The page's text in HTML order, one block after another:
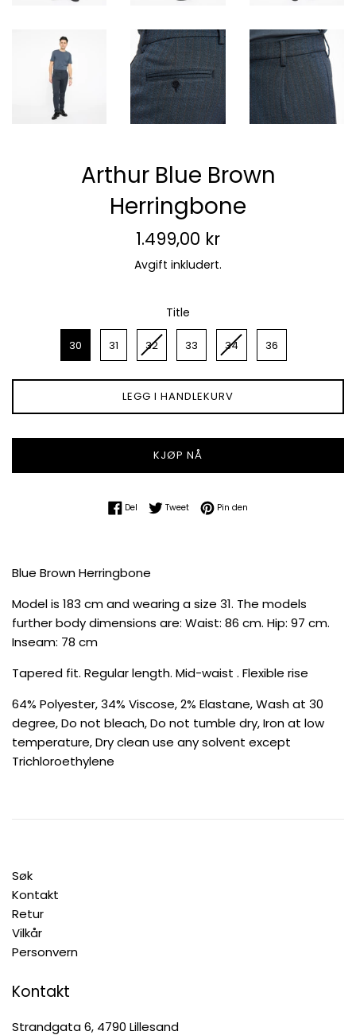
Arthur Blue Brown
Herringbone
Vanlig
1.499,00 kr
Avgift inkludert.
Title
30 31 32 33 34 36
LEGG I HANDLEKURV
KJØP NÅ
Del Del på Facebook
TweetTweet på Twitter
Pin den
Blue Brown Herringbone
Model is 183 cm and wearing a size 31. The models
further body dimensions are: Waist: 86 cm. Hip: 97 cm.
Inseam: 78 cm
Tapered fit. Regular length. Mid-waist . Flexible rise
64% Polyester, 34% Viscose, 2% Elastane, Wash at 30
degree, Do not bleach, Do not tumble dry, Iron at low
temperature, Dry clean use any solvent except
Trichloroethylene
Søk
Kontakt
Retur
Vilkår
Personvern
Kontakt
Strandgata 6, 4790 Lillesand